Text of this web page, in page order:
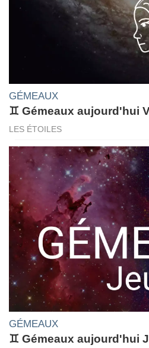
GÉMEAUX
♊ Gémeaux aujourd'hui
LES ÉTOILES
GÉMEAUX
♊ Gémeaux aujourd'hui